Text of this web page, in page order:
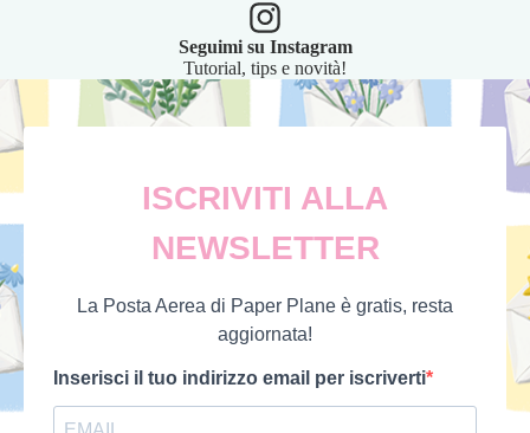
Seguimi su Instagram
Tutorial, tips e novità!